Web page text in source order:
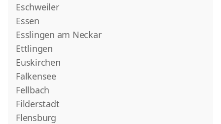
Eschweiler
Essen
Esslingen am Neckar
Ettlingen
Euskirchen
Falkensee
Fellbach
Filderstadt
Flensburg